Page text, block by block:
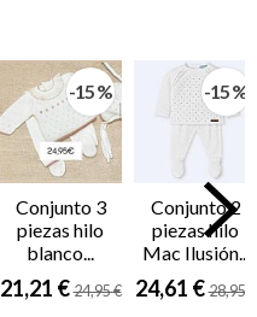
-15 %
Conjunto 3
piezas hilo
blanco...
21,21 €24,95 €
-15 %
Conjunto 2
piezas hilo
Mac Ilusión...
24,61 €28,95 €